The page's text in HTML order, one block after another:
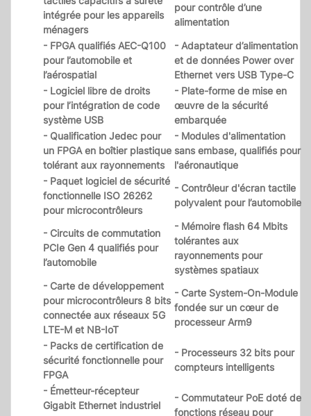
intégrée pour les appareils
ménagers
pour contrôle d’une
alimentation
- FPGA qualifiés AEC-Q100
pour l’automobile et
l’aérospatial
- Adaptateur d’alimentation
et de données Power over
Ethernet vers USB Type-C
- Logiciel libre de droits
pour l’intégration de code
système USB
- Plate-forme de mise en
œuvre de la sécurité
embarquée
- Qualification Jedec pour
un FPGA en boîtier plastique
tolérant aux rayonnements
- Modules d'alimentation
sans embase, qualifiés pour
l'aéronautique
- Paquet logiciel de sécurité
fonctionnelle ISO 26262
pour microcontrôleurs
- Contrôleur d'écran tactile
polyvalent pour l’automobile
- Circuits de commutation
PCIe Gen 4 qualifiés pour
l’automobile
- Mémoire flash 64 Mbits
tolérantes aux
rayonnements pour
systèmes spatiaux
- Carte de développement
pour microcontrôleurs 8 bits
connectée aux réseaux 5G
LTE-M et NB-IoT
- Carte System-On-Module
fondée sur un cœur de
processeur Arm9
- Packs de certification de
sécurité fonctionnelle pour
FPGA
- Processeurs 32 bits pour
compteurs intelligents
- Émetteur-récepteur
Gigabit Ethernet industriel
- Commutateur PoE doté de
fonctions réseau pour